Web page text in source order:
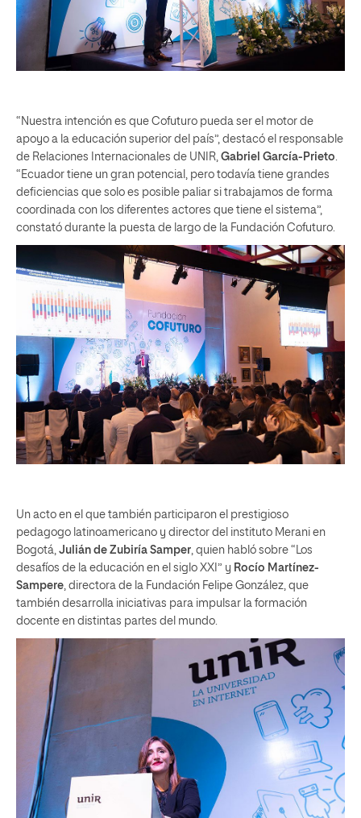
“Nuestra intención es que Cofuturo pueda ser el motor de
apoyo a la educación superior del país”, destacó el responsable
de Relaciones Internacionales de UNIR, Gabriel García-Prieto.
“Ecuador tiene un gran potencial, pero todavía tiene grandes
deficiencias que solo es posible paliar si trabajamos de forma
coordinada con los diferentes actores que tiene el sistema”,
constató durante la puesta de largo de la Fundación Cofuturo.
Un acto en el que también participaron el prestigioso
pedagogo latinoamericano y director del instituto Merani en
Bogotá, Julián de Zubiría Samper, quien habló sobre “Los
desafíos de la educación en el siglo XXI” y Rocío Martínez-
Sampere, directora de la Fundación Felipe González, que
también desarrolla iniciativas para impulsar la formación
docente en distintas partes del mundo.